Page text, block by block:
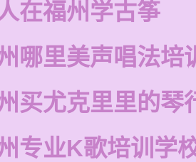
在福州学古筝
哪里美声唱法培
买尤克里里的琴
专业K歌培训学